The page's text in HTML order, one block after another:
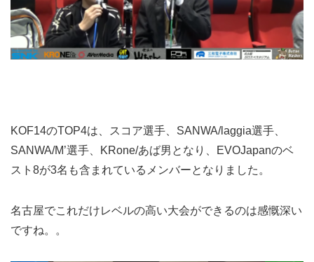
KOF14のTOP4は、スコア選手、SANWA/laggia選手、
SANWA/M’選手、KRone/あば男となり、EVOJapanのベ
スト8が3名も含まれているメンバーとなりました。
名古屋でこれだけレベルの高い大会ができるのは感慨深い
ですね。。